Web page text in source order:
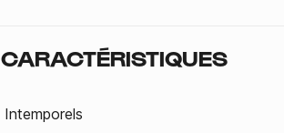
CARACTÉRISTIQUES
Intemporels